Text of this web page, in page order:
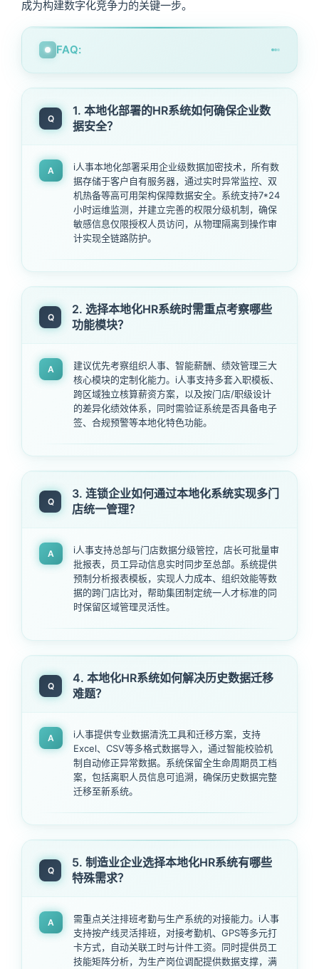
成为构建数字化竞争力的关键一步。
FAQ:
Q
1. 本地化部署的HR系统如何确保企业数
据安全？
A
i人事本地化部署采用企业级数据加密技术，所有数
据存储于客户自有服务器，通过实时异常监控、双
机热备等高可用架构保障数据安全。系统支持7*24
小时运维监测，并建立完善的权限分级机制，确保
敏感信息仅限授权人员访问，从物理隔离到操作审
计实现全链路防护。
Q
2. 选择本地化HR系统时需重点考察哪些
功能模块？
A
建议优先考察组织人事、智能薪酬、绩效管理三大
核心模块的定制化能力。i人事支持多套入职模板、
跨区域独立核算薪资方案，以及按门店/职级设计
的差异化绩效体系，同时需验证系统是否具备电子
签、合规预警等本地化特色功能。
Q
3. 连锁企业如何通过本地化系统实现多门
店统一管理？
A
i人事支持总部与门店数据分级管控，店长可批量审
批报表，员工异动信息实时同步至总部。系统提供
预制分析报表模板，实现人力成本、组织效能等数
据的跨门店比对，帮助集团制定统一人才标准的同
时保留区域管理灵活性。
Q
4. 本地化HR系统如何解决历史数据迁移
难题？
A
i人事提供专业数据清洗工具和迁移方案，支持
Excel、CSV等多格式数据导入，通过智能校验机
制自动修正异常数据。系统保留全生命周期员工档
案，包括离职人员信息可追溯，确保历史数据完整
迁移至新系统。
Q
5. 制造业企业选择本地化HR系统有哪些
特殊需求？
A
需重点关注排班考勤与生产系统的对接能力。i人事
支持按产线灵活排班，对接考勤机、GPS等多元打
卡方式，自动关联工时与计件工资。同时提供员工
技能矩阵分析，为生产岗位调配提供数据支撑，满